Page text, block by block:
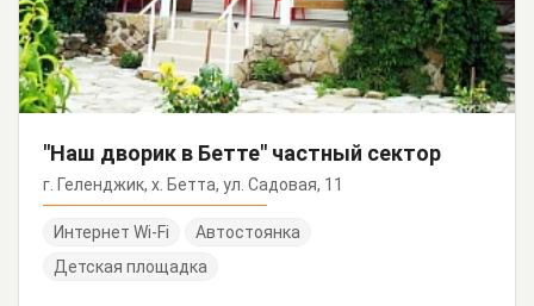
"Наш дворик в Бетте" частный сектор
г. Геленджик, х. Бетта, ул. Садовая, 11
Интернет Wi-Fi
Автостоянка
Детская площадка